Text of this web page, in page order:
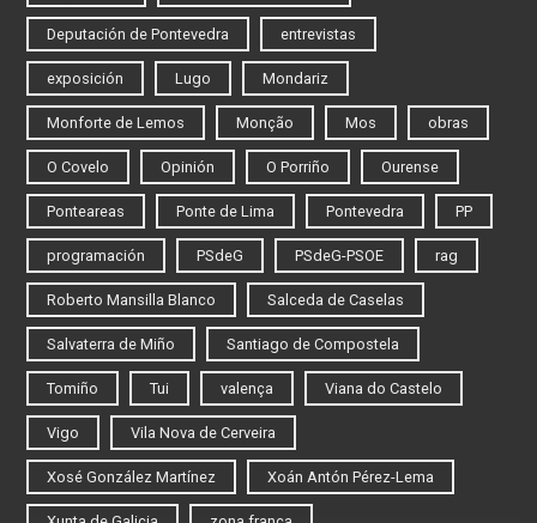
Deputación de Pontevedra entrevistas
exposición Lugo Mondariz
Monforte de Lemos Monção Mos obras
O Covelo Opinión O Porriño Ourense
Ponteareas Ponte de Lima Pontevedra PP
programación PSdeG PSdeG-PSOE rag
Roberto Mansilla Blanco Salceda de Caselas
Salvaterra de Miño Santiago de Compostela
Tomiño Tui valença Viana do Castelo
Vigo Vila Nova de Cerveira
Xosé González Martínez Xoán Antón Pérez-Lema